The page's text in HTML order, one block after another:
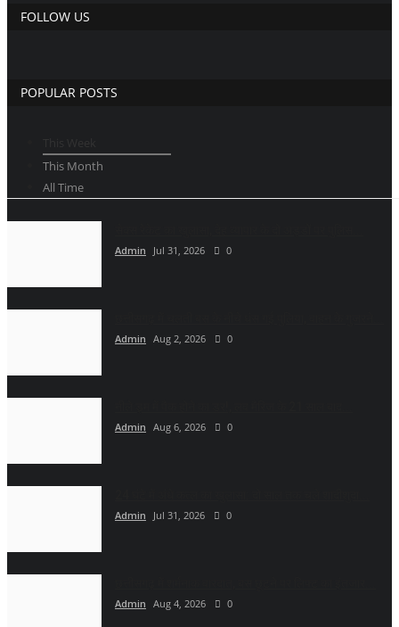
FOLLOW US
POPULAR POSTS
This Month
All Time
Admin Jul 31, 2026 0
Admin Aug 2, 2026 0
Admin Aug 6, 2026 0
Admin Jul 31, 2026 0
Admin Aug 4, 2026 0